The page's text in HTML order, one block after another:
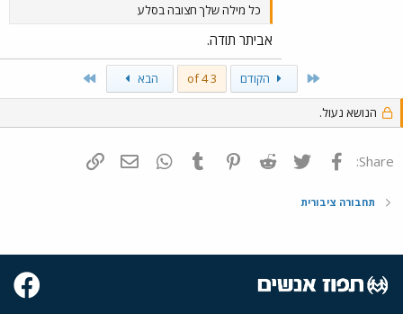
כל מילה שלך חצובה בסלע
אביתר תודה.
First הקודם 3 of 4 הבא
הנושא נעול.
Share: פייסבוק Twitter
Reddit
Pinterest
Tumblr
WhatsAppדואר אלקטרוני
תחבורה ציבורית